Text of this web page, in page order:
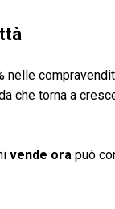
nelle
che torna a
vende ora può